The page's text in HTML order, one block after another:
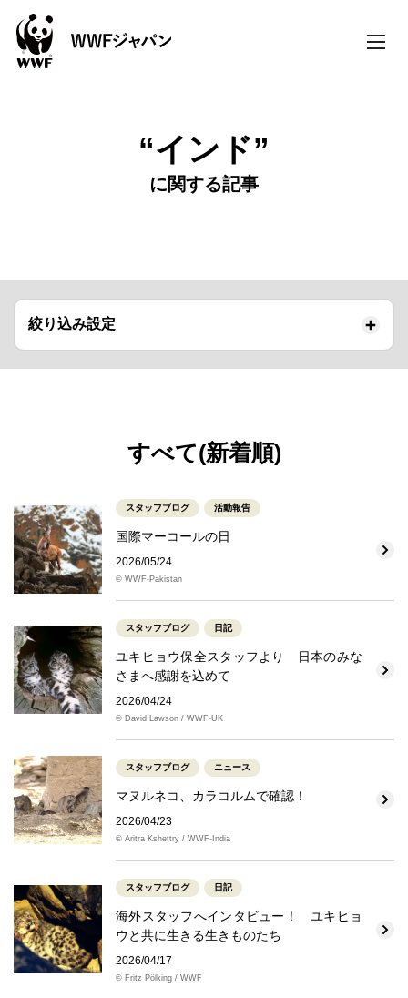
toggle
“インド”
に関する記事
絞り込み設定
すべて(新着順)
スタッフブログ 活動報告
国際マーコールの日
2026/05/24
© WWF-Pakistan
スタッフブログ 日記
ユキヒョウ保全スタッフより 日本のみな
さまへ感謝を込めて
2026/04/24
© David Lawson / WWF-UK
スタッフブログ ニュース
マヌルネコ、カラコルムで確認！
2026/04/23
© Aritra Kshettry / WWF-India
スタッフブログ 日記
海外スタッフへインタビュー！ ユキヒョ
ウと共に生きる生きものたち
2026/04/17
© Fritz Pölking / WWF